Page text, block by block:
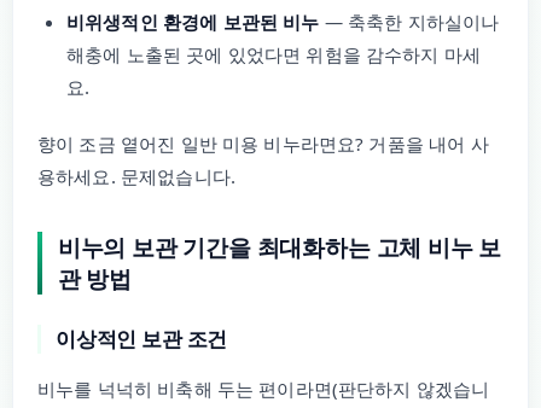
비위생적인 환경에 보관된 비누 — 축축한 지하실이나
해충에 노출된 곳에 있었다면 위험을 감수하지 마세
요.
향이 조금 옅어진 일반 미용 비누라면요? 거품을 내어 사
용하세요. 문제없습니다.
비누의 보관 기간을 최대화하는 고체 비누 보
관 방법
이상적인 보관 조건
비누를 넉넉히 비축해 두는 편이라면(판단하지 않겠습니